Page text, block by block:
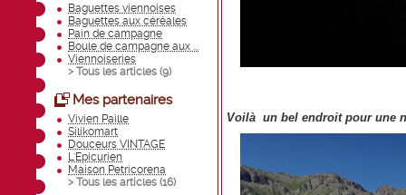
Baguettes viennoises
Baguettes aux céréales
Pain de campagne
Boule de campagne aux ...
Viennoiseries
> Tous les articles (9)
Mes partenaires
Vivien Paille
Silikomart
Douceurs VINTAGE
L'Epicurien
Maison Petricorena
> Tous les articles (16)
Voilà un bel endroit pour une